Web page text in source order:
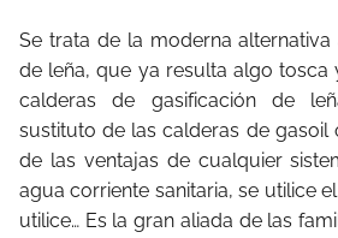
Se trata de la moderna
de leña, que ya resulta algo tosca
calderas de gasificación de
sustituto de las calderas de gasoil
de las ventajas de cualquier
agua corriente sanitaria, se utilice
utilice… Es la gran aliada de las